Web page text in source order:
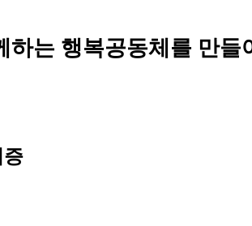
는 행복공동체를 만들
증